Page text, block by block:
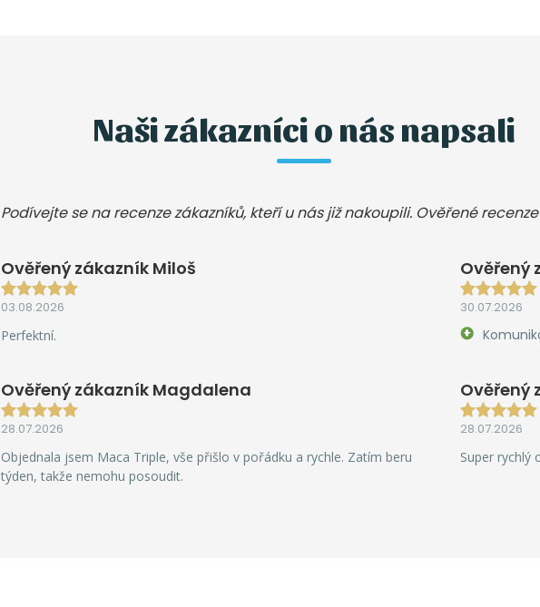
Naši zákazníci o nás napsali
Podívejte se na recenze zákazníků, kteří u nás již nakoupili. Ověřené
Ověřený zákazník Miloš
03.08.2026
Perfektní.
Ověřený
30.07.2026
Ověřený zákazník Magdalena
28.07.2026
Objednala jsem Maca Triple, vše přišlo v pořádku a rychle. Zatím beru
týden, takže nemohu posoudit.
Ověřený
28.07.2026
Super rychlý